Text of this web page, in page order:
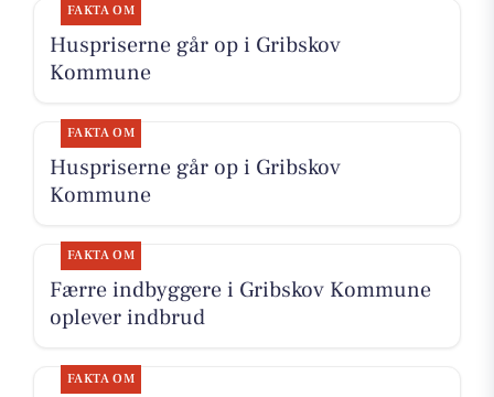
FAKTA OM
Huspriserne går op i Gribskov
Kommune
FAKTA OM
Huspriserne går op i Gribskov
Kommune
FAKTA OM
Færre indbyggere i Gribskov Kommune
oplever indbrud
FAKTA OM